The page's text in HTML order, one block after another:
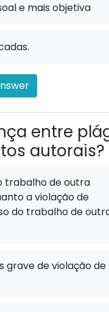
e mais objetiva
entre
autorais?
trabalho de outra
a violação de
do trabalho de
grave de violação de